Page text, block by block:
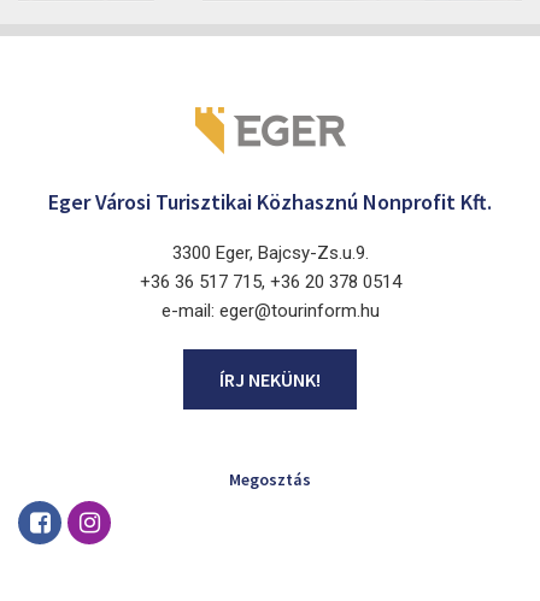
Eger Városi Turisztikai Közhasznú Nonprofit Kft.
3300 Eger, Bajcsy-Zs.u.9.
+36 36 517 715, +36 20 378 0514
e-mail: eger@tourinform.hu
ÍRJ NEKÜNK!
Megosztás